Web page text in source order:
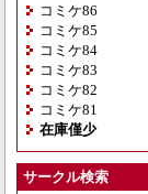
コミケ86
コミケ85
コミケ84
コミケ83
コミケ82
コミケ81
在庫僅少
サークル検索